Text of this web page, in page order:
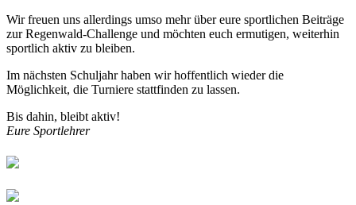
Wir freuen uns allerdings umso mehr über eure sportlichen Beiträge
zur Regenwald-Challenge und möchten euch ermutigen, weiterhin
sportlich aktiv zu bleiben.
Im nächsten Schuljahr haben wir hoffentlich wieder die
Möglichkeit, die Turniere stattfinden zu lassen.
Bis dahin, bleibt aktiv!
Eure Sportlehrer